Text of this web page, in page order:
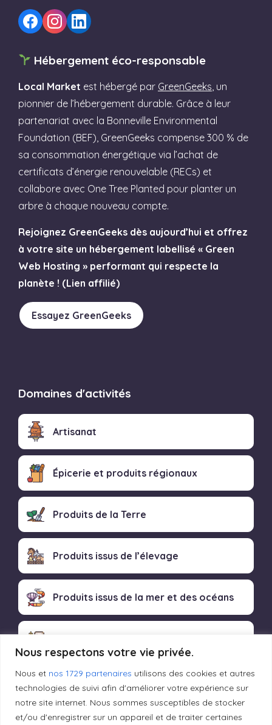
Nous respectons votre vie privée.
Nous et nos 1729 partenaires utilisons des cookies et autres
technologies de suivi afin d'améliorer votre expérience sur
notre site internet. Nous sommes susceptibles de stocker
et/ou d'enregistrer sur un appareil et de traiter certaines
Hébergement éco-responsable
Local Market est hébergé par GreenGeeks , un
pionnier de l’hébergement durable. Grâce à leur
partenariat avec la Bonneville Environmental
Foundation (BEF), GreenGeeks compense 300 % de
sa consommation énergétique via l’achat de
certificats d’énergie renouvelable (RECs) et
collabore avec One Tree Planted pour planter un
arbre à chaque nouveau compte.
Rejoignez GreenGeeks dès aujourd’hui et offrez
à votre site un hébergement labellisé « Green
Web Hosting » performant qui respecte la
planète ! (Lien affilié)
Essayez GreenGeeks
Domaines d'activités
Artisanat
Épicerie et produits régionaux
Produits de la Terre
Produits issus de l’élevage
Produits issus de la mer et des océans
Liens utiles